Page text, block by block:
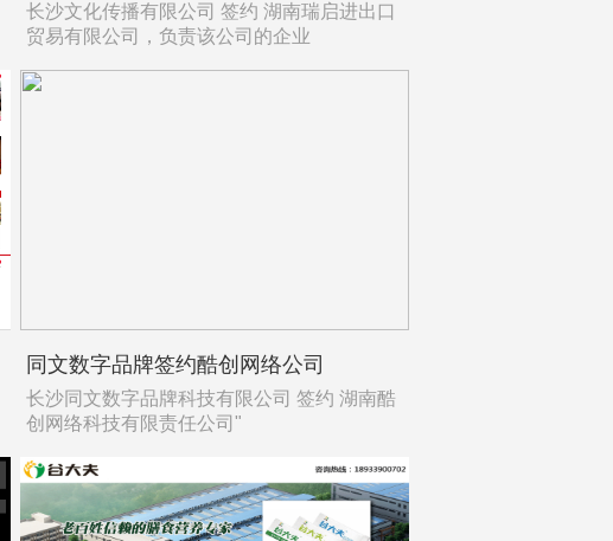
长沙文化传播有限公司 签约 湖南瑞启进出口
贸易有限公司，负责该公司的企业
同文数字品牌签约酷创网络公司
长沙同文数字品牌科技有限公司 签约 湖南酷
创网络科技有限责任公司"